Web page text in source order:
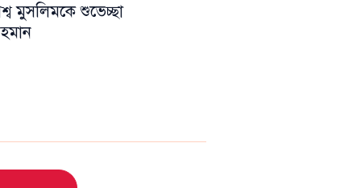
মুসলিমকে শুভেচ্ছা